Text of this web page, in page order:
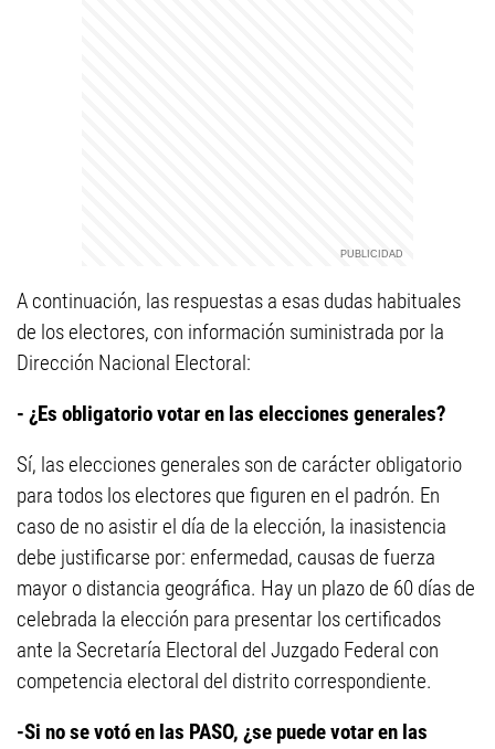
A continuación, las respuestas a esas dudas habituales
de los electores, con información suministrada por la
Dirección Nacional Electoral:
- ¿Es obligatorio votar en las elecciones generales?
Sí, las elecciones generales son de carácter obligatorio
para todos los electores que figuren en el padrón. En
caso de no asistir el día de la elección, la inasistencia
debe justificarse por: enfermedad, causas de fuerza
mayor o distancia geográfica. Hay un plazo de 60 días de
celebrada la elección para presentar los certificados
ante la Secretaría Electoral del Juzgado Federal con
competencia electoral del distrito correspondiente.
-Si no se votó en las PASO, ¿se puede votar en las